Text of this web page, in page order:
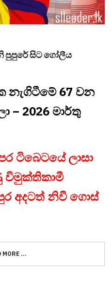
පුපුරේ සිට ගෝලීය
නැගිටීමේ 67 වන
– 2026 මාර්තු
ටිබෙටයේ ලාසා
විමුක්තිකාමී
අදටත් නිවී ගොස්
MORE ...